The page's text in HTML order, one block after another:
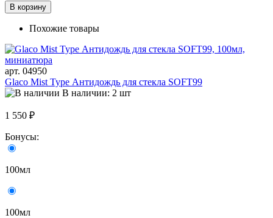
В корзину
Похожие товары
арт. 04950
Glaco Mist Type Антидождь для стекла SOFT99
В наличии: 2 шт
1 550 ₽
Бонусы:
100мл
100мл